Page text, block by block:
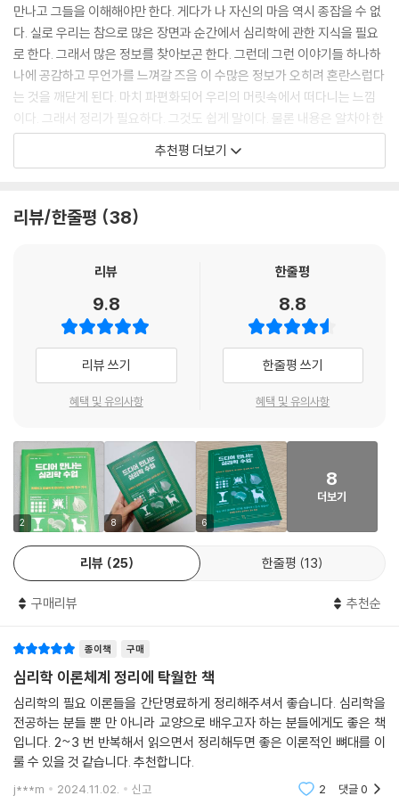
착각 효과와 고유성 착각 효과는 인지적 편향의 예로, 뇌에서 더 빠른 속도
로 정보를 처리하기 위해 우리의 마음에서 일어나는 일종의 판단 결함입니
다.
--- p.123
아들러는 개인의 이득을 향한 욕구인 ‘우월성’과 공동체의 이득을 향한 욕
구인 ‘성공’이 우리를 행동하게 만드는 원동력이라고 확신했습니다. 모든
사람은 작고 연약한 육체를 갖고 태어나기 때문에 누구나 처음부터 열등감
고 애쓰는 사람은 남들에게 관심이 많지 않고 자신의 이익에만 집중하기
때문에 심리적으로 건강하지 못합니다. 반면에 성공을 위해 노력하는 사람
으로 건강합니다.
존 보울비는 애착 이론을 처음 내놓은 연구자이자, 생애 초기의 애착이 우
리 삶에 어떻게 중요한 영향을 미치는지 고찰했던 심리학자입니다. 애착은
두 사람 사이의 심리적 유대를 의미합니다. 애착은 아이가 엄마와 가까이
지내게 하는 심리적 힘으로 아이의 생존 기회를 높여줍니다. 보울비는 아
애 초기에 형성되는 유대감은 아이와 양육자 사이의 유대감이고, 이런 유
대감은 이후 아이의 삶에 지속적으로 영향을 미칠 수 있다고 보았지요.
--- p.201
엘리스의 합리적 정서 행동 치료의 주요 목적은 환자가 가진 비합리적 신
념이 합리적 신념으로 바뀌도록 도와주는 것입니다. 이는 치료자가 환자의
비합리적 신념에 이의를 제기하는 식으로 진행됩니다. 예를 들어, 치료자
가 환자에게 “왜 사람들이 당신에게 친절하게 대해야 하나요?”라고 물을
수 있습니다. 환자는 이 질문에 대답하면서 이 신념이 반드시 실현되어야
--- p.227
스탠퍼드 교도소 실험은 지금까지 수행된 심리학 실험 중 매우 중요하면서
도 많은 논란을 일으켰습니다. 미국심리학회의 현행 윤리 규정으로는 이런
실험을 재현할 수 없지요. 그러나 짐바르도는 주어진 상황이 사람들의 행
동에 어떻게 영향을 미칠 수 있는지 충분히 보여주었습니다. 이라크 아부
그라이브의 포로 학대 사건을 비롯한 현실의 수많은 사례가 짐바르도의 연
정리해 주는 콘텐츠는 매우 부족한 상황이다.
유쾌한 심리학 공부를 위해
친절하고 깔끔하게 정리하다
이 책은 80여 명의 심리학자와 50여 개의 심리학 이론을 깔끔하게 정리해
준다. 1부에서는 내면을 이해하는 데 필요한 심리학을 주로 다룬다. 무의
식, 욕구, 자아, 성격, 방어기제 등 내면의 여러 심리적 요소를 이해하는 데
적인 욕구에는 무엇이 있는지, 인지적 편향이 일어나는 원인은 무엇인지
2부에서는 관계를 이해할 수 있는 심리학이 등장한다. 인간은 타인과의 상
호작용 속에서 자신에 대한 인간상을 형성하는데, 대부분의 심리학자가
‘엄마’와의 관계에 주목한다. 보울비의 ‘모성 박탈’, 할로우의 ‘붉은털원숭
이실험’, 애인스워스의 ‘낯선 상황 실험’ 등으로 엄마와 아기의 유대감을 이
해할 수 있다. 또, 사회적 상호작용의 중요성, 대인 관계가 자아실현에 미치
는 영향, 인간의 순응 등 관계를 다룬 여러 심리학 이론을 공부할 수 있다.
마지막으로 3부에서는 심리학을 활용해 세상을 이해하는 데 초점을 맞춘
만나볼 수 있다. 부정적 스트레스와 긍정적 스트레스, 사랑에 대한 다양한
심리학적 견해, 리더십 이론의 종류, 지능 이론의 연대기 등 알면 알수록 유
용한 심리학 지식을 풍성하게 담아냈다. 책 뒤에는 독자들의 더 깊고 즐거
운 심리학 공부를 위해 도서, 드라마, 영화 등 심리학을 주제로 한 흥미로운
콘텐츠의 목록을 수록했다. 이 콘텐츠들과 함께 책을 읽다 보면 머릿속을
어지럽게 떠다니던 심리학 지식들이 일목요연하게 정리되는 것을 느낄 수
있을 것이다.
내면, 관계, 세상을 이해하다
독자들은 이 책을 읽으면서 어디선가 들어는 봤지만 제대로 이해하지 못했
던 수많은 심리학 지식을 확실히 내 것으로 만들 수 있다. 인지심리학이 무
엇을 다루는지, 자아와 초자아 사이에는 어떤 차이가 있는지, 방어기제가
나타나는 원인은 무엇인지 등 파편화된 심리학 지식들 사이에서 뚜렷한 갈
래를 잡아 깔끔하게 정리할 수 있다. 더불어 다양한 심리학 지식을 습득하
는 과정에서 내가 왜 이런 행동을 하는지, 이 사람과의 소통은 어떻게 하면
만나고 그들을 이해해야만 한다. 게다가 나 자신의 마음 역시 종잡을 수 없
다. 실로 우리는 참으로 많은 장면과 순간에서 심리학에 관한 지식을 필요
로 한다. 그래서 많은 정보를 찾아보곤 한다. 그런데 그런 이야기들 하나하
나에 공감하고 무언가를 느껴갈 즈음 이 수많은 정보가 오히려 혼란스럽다
는 것을 깨닫게 된다. 마치 파편화되어 우리의 머릿속에서 떠다니는 느낌
이다. 그래서 정리가 필요하다. 그것도 쉽게 말이다. 물론 내용은 알차야 한
다. 이는 참으로 어려운 일이다. 심리학 전문가들이 쓴 책은 내용은 풍부하
지만 이해하기 어려운 경우가 대부분이다. 그렇다고 읽기 쉬운 책을 집어
하게 해낸 책을 만났다. 『드디어 만나는 심리학 수업』은 읽는 내내 심리학
뇌과학까지, 심리학을 이해하고 앞으로 더 잘 받아들일 수 있는 마중물과
- 김경일 (인지심리학자, 아주대 심리학과 교수, 『마음의 지혜』 저자)
심리학을 제대로 공부하고 싶다면, 이 책은 분명 시간 낭비를 줄여줄 것이
다. 보통 심리학 책은 심리학의 한 분야만을 설명하는 것이 일반적이다. 그
러나 심리학은 인지심리학, 사회심리학, 상담심리학 등 다양한 분야로 이
님처럼 심리학의 전체적인 내용을 살펴볼 수 없다. 그러나 『드디어 만나는
심리학 수업』은 심리학을 전체적으로 설명해주기 때문에 균형 있게 심리
학을 공부할 수 있다. 또한 도표나 이미지를 활용해 입문자도 쉽게 심리학
을 이해할 수 있도록 돕는다. 아울러 단순히 심리학자를 중심으로 내용을
전개한 것이 아니라, 필요에 따라서 심리학자를 중심으로, 때로는 심리학
용어를 중심으로 전개해나가는 점이 핵심 내용을 유연하게 이해하는 데 큰
도움이 되었다. 심리학을 제대로 공부해보고 싶은 사람이라면 당장 이 책
을 정독하길 바란다. 당신을 심리학의 세계로 이끌어줄 것이다.
추천평 더보기
리뷰/한줄평 38
리뷰
9.8
리뷰 쓰기
혜택 및 유의사항
한줄평
8.8
한줄평 쓰기
혜택 및 유의사항
2 8 6
8
더보기
리뷰 25 한줄평 13
구매리뷰 추천순
종이책 구매
심리학 이론체계 정리에 탁월한 책
심리학의 필요 이론들을 간단명료하게 정리해주셔서 좋습니다. 심리학을
전공하는 분들 뿐 만 아니라 교양으로 배우고자 하는 분들에게도 좋은 책
입니다. 2~3 번 반복해서 읽으면서 정리해두면 좋은 이론적인 뼈대를 이
룰 수 있을 것 같습니다. 추천합니다.
j***m 2024.11.02. 신고 2 댓글0